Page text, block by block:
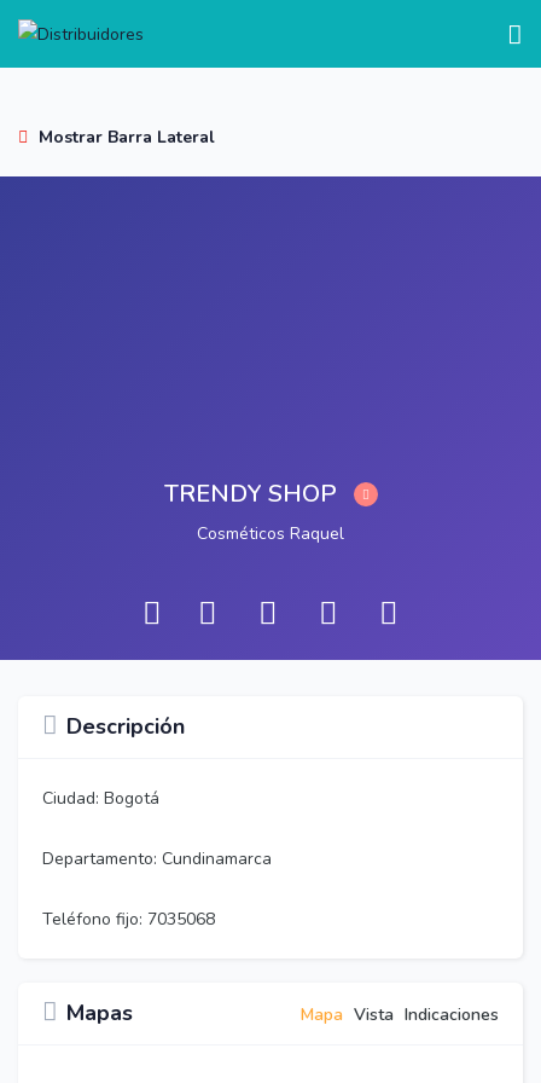
test
Mostrar Barra Lateral
TRENDY SHOP
Cosméticos Raquel
Descripción
Ciudad: Bogotá
Departamento: Cundinamarca
Teléfono fijo: 7035068
Mapas Mapa Vista Indicaciones